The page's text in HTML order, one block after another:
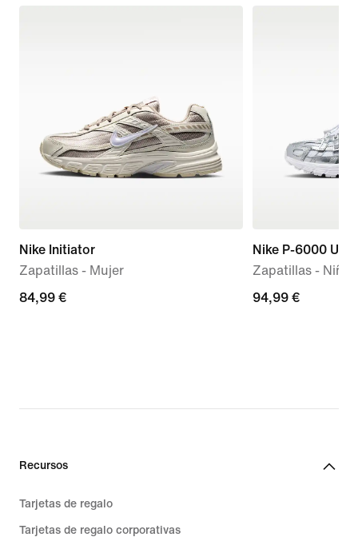
Nike Initiator
Zapatillas - Mujer
84,99 €
84,99 €
Nike P-6000
Zapatillas -
94,99 €
94,99 €
Recursos
Tarjetas de regalo
Tarjetas de regalo corporativas